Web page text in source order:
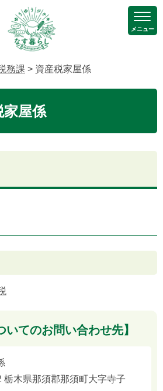
メニュー
務課 > 資産税家屋係
家屋係
いてのお問い合わせ先】
栃木県那須郡那須町大字寺子